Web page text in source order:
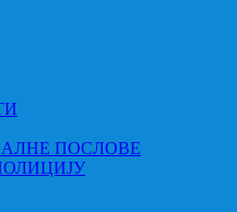
ПОСЛОВЕ